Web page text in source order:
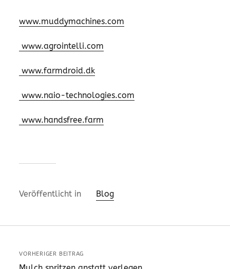
www.muddymachines.com
www.agrointelli.com
www.farmdroid.dk
www.naio-technologies.com
www.handsfree.farm
Veröffentlicht in Blog
VORHERIGER BEITRAG